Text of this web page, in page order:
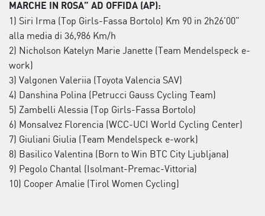
MARCHE IN ROSA” AD OFFIDA (AP):
1) Siri Irma (Top Girls-Fassa Bortolo) Km 90 in 2h26’00”
alla media di 36,986 Km/h
2) Nicholson Katelyn Marie Janette (Team Mendelspeck e-
work)
3) Valgonen Valeriia (Toyota Valencia SAV)
4) Danshina Polina (Petrucci Gauss Cycling Team)
5) Zambelli Alessia (Top Girls-Fassa Bortolo)
6) Monsalvez Florencia (WCC-UCI World Cycling Center)
7) Giuliani Giulia (Team Mendelspeck e-work)
8) Basilico Valentina (Born to Win BTC City Ljubljana)
9) Pegolo Chantal (Isolmant-Premac-Vittoria)
10) Cooper Amalie (Tirol Women Cycling)